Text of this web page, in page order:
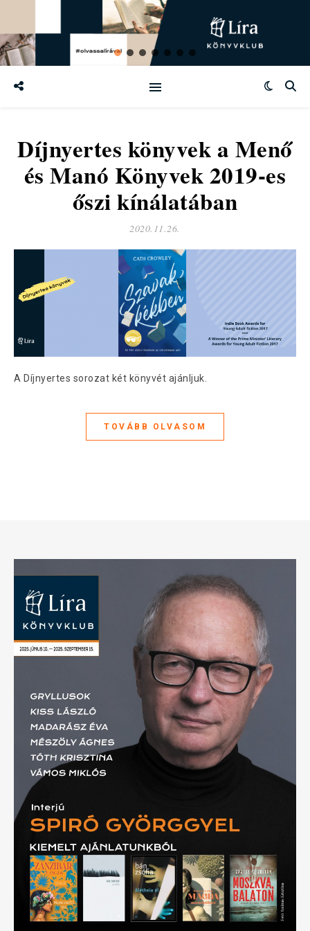
Díjnyertes könyvek a Menő
és Manó Könyvek 2019-es
őszi kínálatában
2020.11.26.
A Díjnyertes sorozat két könyvét ajánljuk.
TOVÁBB OLVASOM